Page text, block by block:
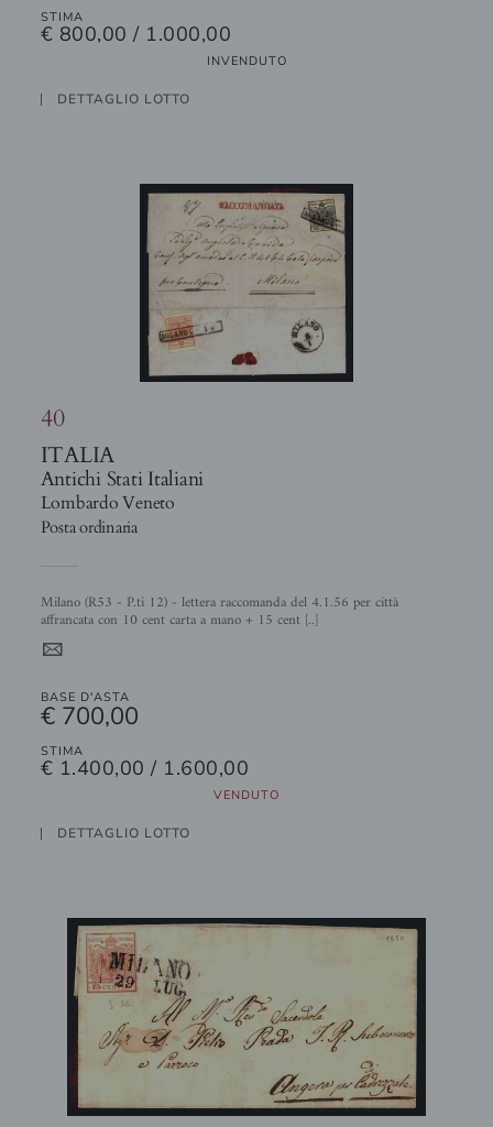
STIMA
€ 800,00 / 1.000,00
INVENDUTO
DETTAGLIO LOTTO
40
ITALIA
Antichi Stati Italiani
Lombardo Veneto
Posta ordinaria
Milano (R53 - P.ti 12) - lettera raccomanda del 4.1.56 per città
affrancata con 10 cent carta a mano + 15 cent [..]
4
BASE D'ASTA
€ 700,00
STIMA
€ 1.400,00 / 1.600,00
VENDUTO
DETTAGLIO LOTTO